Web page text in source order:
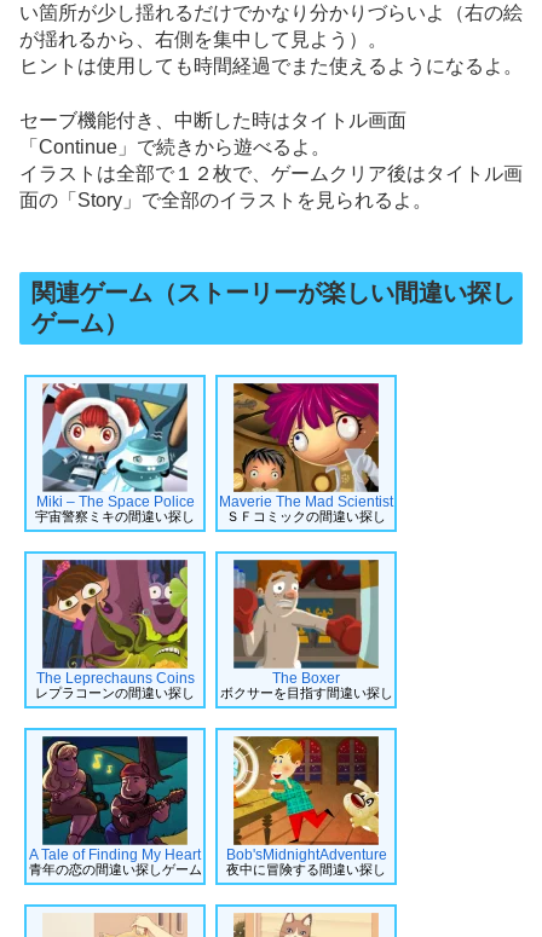
い箇所が少し揺れるだけでかなり分かりづらいよ（右の絵
が揺れるから、右側を集中して見よう）。
ヒントは使用しても時間経過でまた使えるようになるよ。
セーブ機能付き、中断した時はタイトル画面
「Continue」で続きから遊べるよ。
イラストは全部で１２枚で、ゲームクリア後はタイトル画
面の「Story」で全部のイラストを見られるよ。
関連ゲーム（ストーリーが楽しい間違い探し
ゲーム）
Miki – The Space Police
宇宙警察ミキの間違い探し
Maverie The Mad Scientist
ＳＦコミックの間違い探し
The Leprechauns Coins
レプラコーンの間違い探し
The Boxer
ボクサーを目指す間違い探し
A Tale of Finding My Heart
青年の恋の間違い探しゲーム
Bob'sMidnightAdventure
夜中に冒険する間違い探し